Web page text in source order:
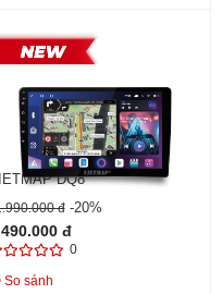
DQ8
đ-20%
đ
0
So sánh